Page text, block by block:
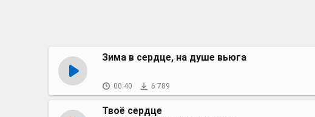
Зима в сердце, на душе вьюга
00:40 6 789
Твоё сердце